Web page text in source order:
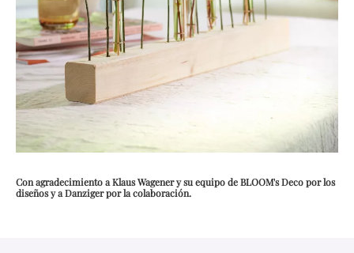
Con agradecimiento a Klaus Wagener y su equipo de BLOOM's Deco por los
diseños y a Danziger por la colaboración.